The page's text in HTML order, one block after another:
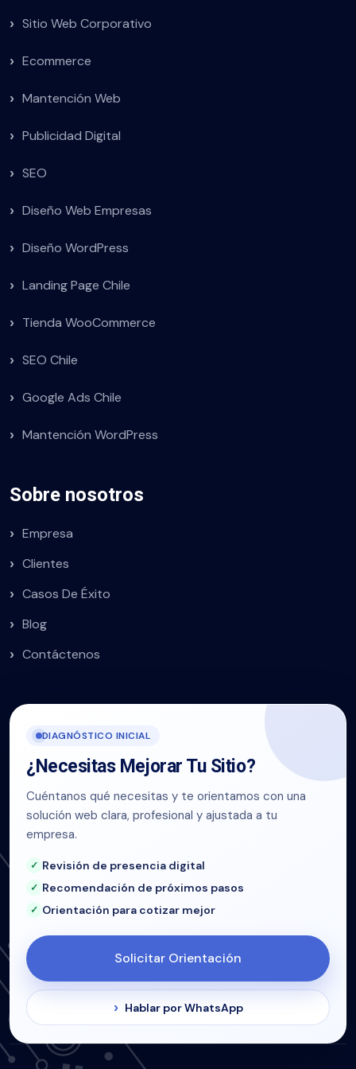
Sitio Web Corporativo
Ecommerce
Mantención Web
Publicidad Digital
SEO
Diseño Web Empresas
Diseño WordPress
Landing Page Chile
Tienda WooCommerce
SEO Chile
Google Ads Chile
Mantención WordPress
Sobre nosotros
Empresa
Clientes
Casos De Éxito
Blog
Contáctenos
DIAGNÓSTICO INICIAL
¿Necesitas Mejorar Tu Sitio?
Cuéntanos qué necesitas y te orientamos con una
solución web clara, profesional y ajustada a tu
empresa.
Revisión de presencia digital
Recomendación de próximos pasos
Orientación para cotizar mejor
Solicitar Orientación
Hablar por WhatsApp